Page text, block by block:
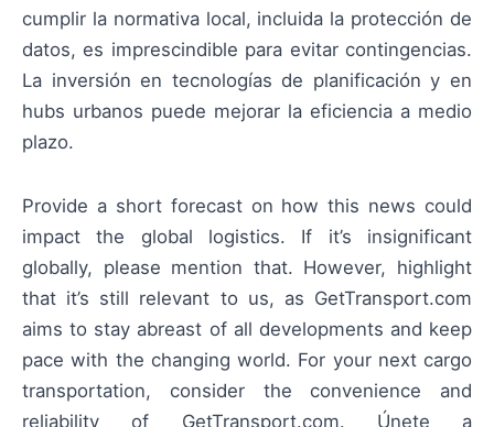
cumplir la normativa local, incluida la protección de
datos, es imprescindible para evitar contingencias.
La inversión en tecnologías de planificación y en
hubs urbanos puede mejorar la eficiencia a medio
plazo.
Provide a short forecast on how this news could
impact the global logistics. If it’s insignificant
globally, please mention that. However, highlight
that it’s still relevant to us, as GetTransport.com
aims to stay abreast of all developments and keep
pace with the changing world. For your next cargo
transportation, consider the convenience and
reliability of GetTransport.com. Únete a